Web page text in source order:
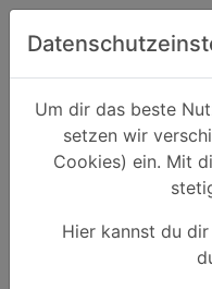
Um dir das beste
setzen wir
Cookies) ein. Mit
Hier kannst du
Schnäppchen